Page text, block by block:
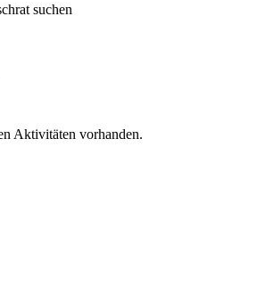
suchen
Aktivitäten vorhanden.